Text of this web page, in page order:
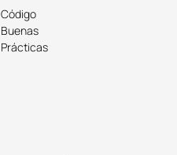
Código
Buenas
Prácticas